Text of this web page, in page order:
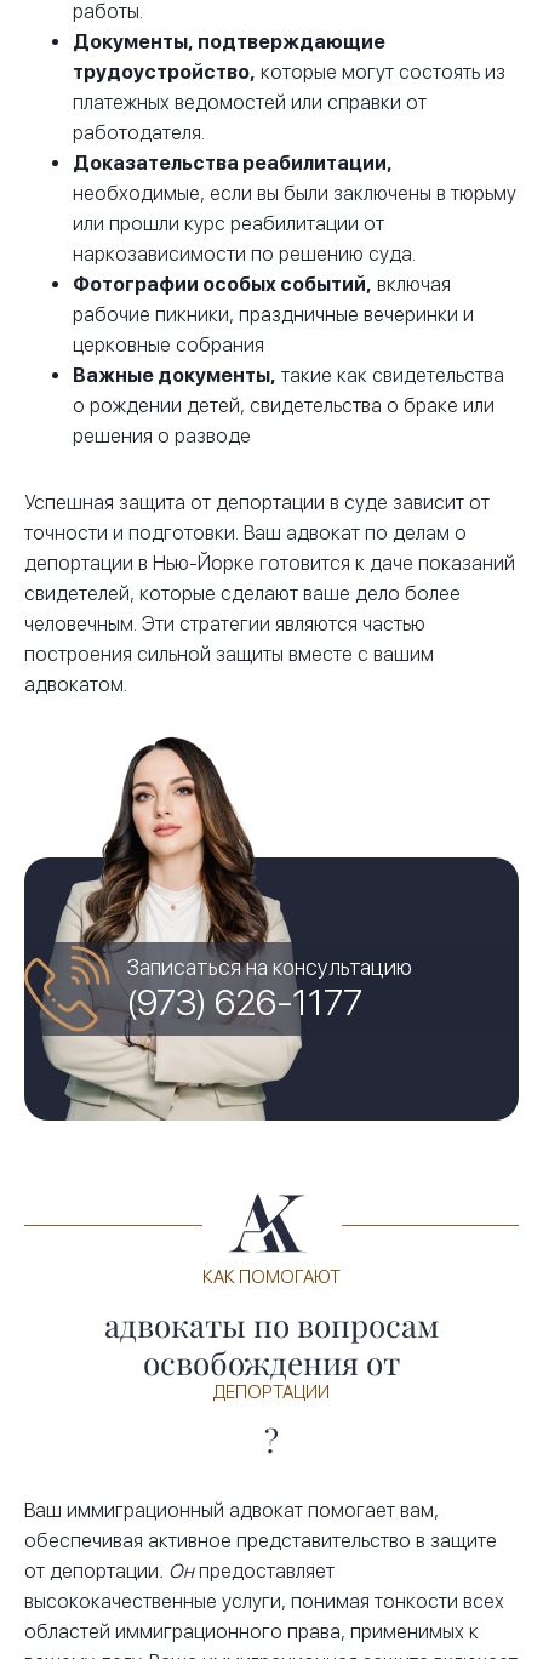
работы.
Документы, подтверждающие
трудоустройство, которые могут состоять из
платежных ведомостей или справки от
работодателя.
Доказательства реабилитации,
необходимые, если вы были заключены в тюрьму
или прошли курс реабилитации от
наркозависимости по решению суда.
Фотографии особых событий, включая
рабочие пикники, праздничные вечеринки и
церковные собрания
Важные документы, такие как свидетельства
о рождении детей, свидетельства о браке или
решения о разводе
Успешная защита от депортации в суде зависит от
точности и подготовки. Ваш адвокат по делам о
депортации в Нью-Йорке готовится к даче показаний
свидетелей, которые сделают ваше дело более
человечным. Эти стратегии являются частью
построения сильной защиты вместе с вашим
адвокатом.
Записаться на консультацию
(973) 626-1177
КАК ПОМОГАЮТ
адвокаты по вопросам
освобождения от
ДЕПОРТАЦИИ
?
Ваш иммиграционный адвокат помогает вам,
обеспечивая активное представительство в защите
от депортации. Онпредоставляет
высококачественные услуги, понимая тонкости всех
областей иммиграционного права, применимых к